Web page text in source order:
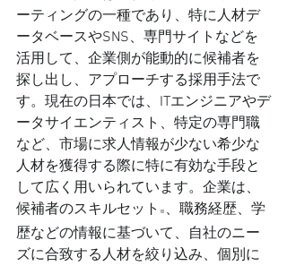
ーティングの一種であり、特に人材デ
ータベースやSNS、専門サイトなどを
活用して、企業側が能動的に候補者を
探し出し、アプローチする採用手法で
す。現在の日本では、ITエンジニアやデ
ータサイエンティスト、特定の専門職
など、市場に求人情報が少ない希少な
人材を獲得する際に特に有効な手段と
して広く用いられています。企業は、
候補者のスキルセット
※ 、職務経歴、学
歴などの情報に基づいて、自社のニー
ズに合致する人材を絞り込み、個別に